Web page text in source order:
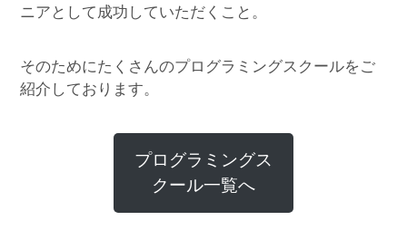
ニアとして成功していただくこと。
そのためにたくさんのプログラミングスクールをご
紹介しております。
プログラミングス
クール一覧へ